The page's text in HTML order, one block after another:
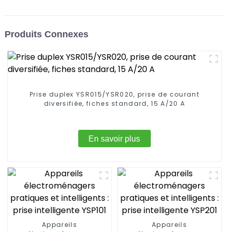
Produits Connexes
Prise duplex YSR015/YSR020, prise de courant
diversifiée, fiches standard, 15 A/20 A
En savoir plus
Appareils
Appareils